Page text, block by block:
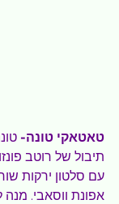
טאטאקי טונה-
תיבול של רוטב
עם סלטון ירקות
אפונת ווסאבי.